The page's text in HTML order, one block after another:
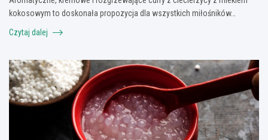
kokosowym to doskonała propozycja dla wszystkich miłośników…
Czytaj dalej